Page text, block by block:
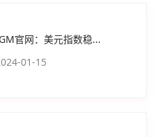
官网：美元指数稳...
01-15